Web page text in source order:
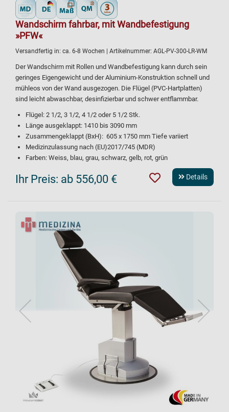
Wandschirm fahrbar, mit Wandbefestigung
»PFW«
Versandfertig in: ca. 6-8 Wochen | Artikelnummer: AGL-PV-300-LR-WM
Der Wandschirm mit Rollen und Wandbefestigung kann durch sein
geringes Eigengewicht und der Aluminium-Konstruktion schnell und
mühleos von der Wand ausgezogen. Die Flügel (PVC-Hartplatten)
sind leicht abwaschbar, desinfizierbar und schwer entflammbar.
Flügel: 2 1/2, 3 1/2, 4 1/2 oder 5 1/2 Stk.
Länge ausgeklappt: 1410 bis 3090 mm
Zusammengeklappt (BxH): 605 x 1750 mm Tiefe variiert
Medizinzulassung nach (EU)2017/745 (MDR)
Farben: Weiss, blau, grau, schwarz, gelb, rot, grün
Ihr Preis: ab 556,00 € Details